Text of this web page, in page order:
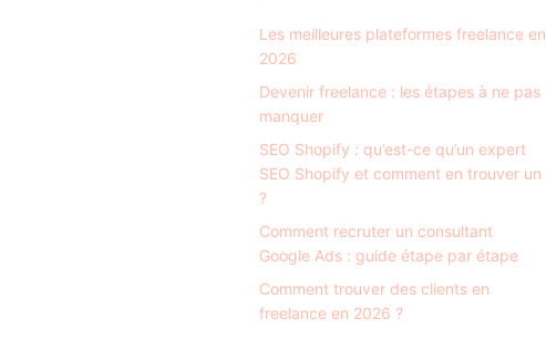
Les meilleures plateformes freelance en
2026
Devenir freelance : les étapes à ne pas
manquer
SEO Shopify : qu’est-ce qu’un expert
SEO Shopify et comment en trouver un
?
Comment recruter un consultant
Google Ads : guide étape par étape
Comment trouver des clients en
freelance en 2026 ?